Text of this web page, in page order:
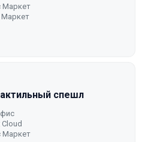
Маркет
Маркет
спешл
Cloud
Маркет